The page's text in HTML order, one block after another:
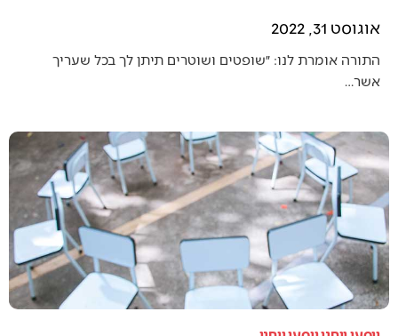
אוגוסט 31, 2022
התורה אומרת לנו: ״שופטים ושוטרים תיתן לך בכל שעריך
אשר…